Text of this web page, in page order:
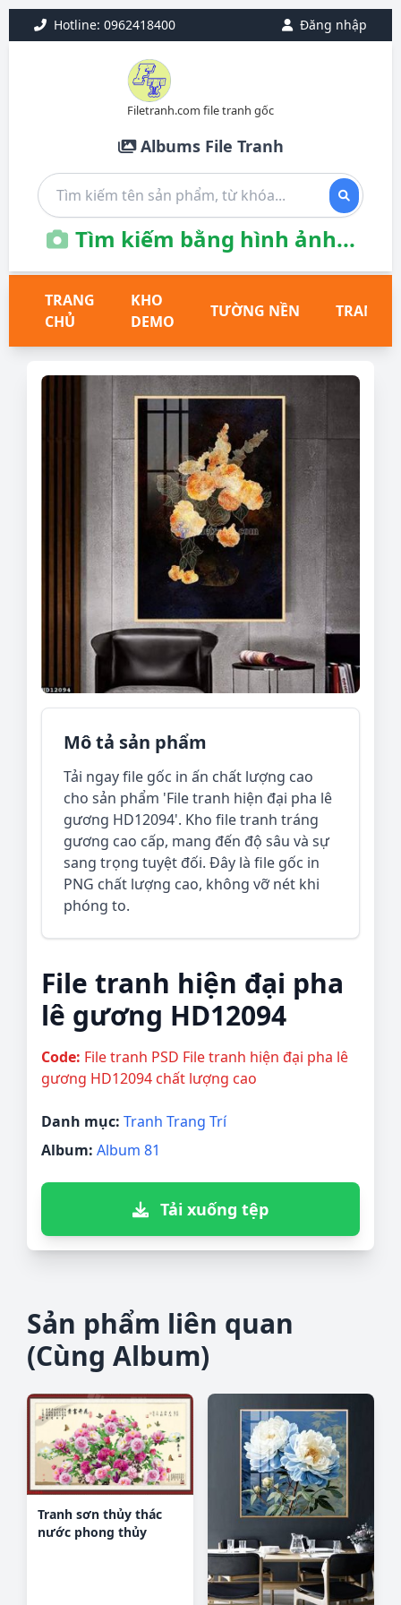
Hotline: 0962418400 Đăng nhập
Filetranh.com file tranh gốc
Albums File Tranh
Tìm kiếm bằng hình ảnh...
TRANG
CHỦ
KHO
DEMO
TƯỜNG NỀN TRANH
Mô tả sản phẩm
Tải ngay file gốc in ấn chất lượng cao
cho sản phẩm 'File tranh hiện đại pha lê
gương HD12094'. Kho file tranh tráng
gương cao cấp, mang đến độ sâu và sự
sang trọng tuyệt đối. Đây là file gốc in
PNG chất lượng cao, không vỡ nét khi
phóng to.
File tranh hiện đại pha
lê gương HD12094
Code: File tranh PSD File tranh hiện đại pha lê
gương HD12094 chất lượng cao
Danh mục: Tranh Trang Trí
Album: Album 81
Tải xuống tệp
Sản phẩm liên quan
(Cùng Album)
Tranh sơn thủy thác
nước phong thủy